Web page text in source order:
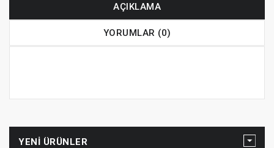
AÇIKLAMA
YORUMLAR (0)
YENI ÜRÜNLER